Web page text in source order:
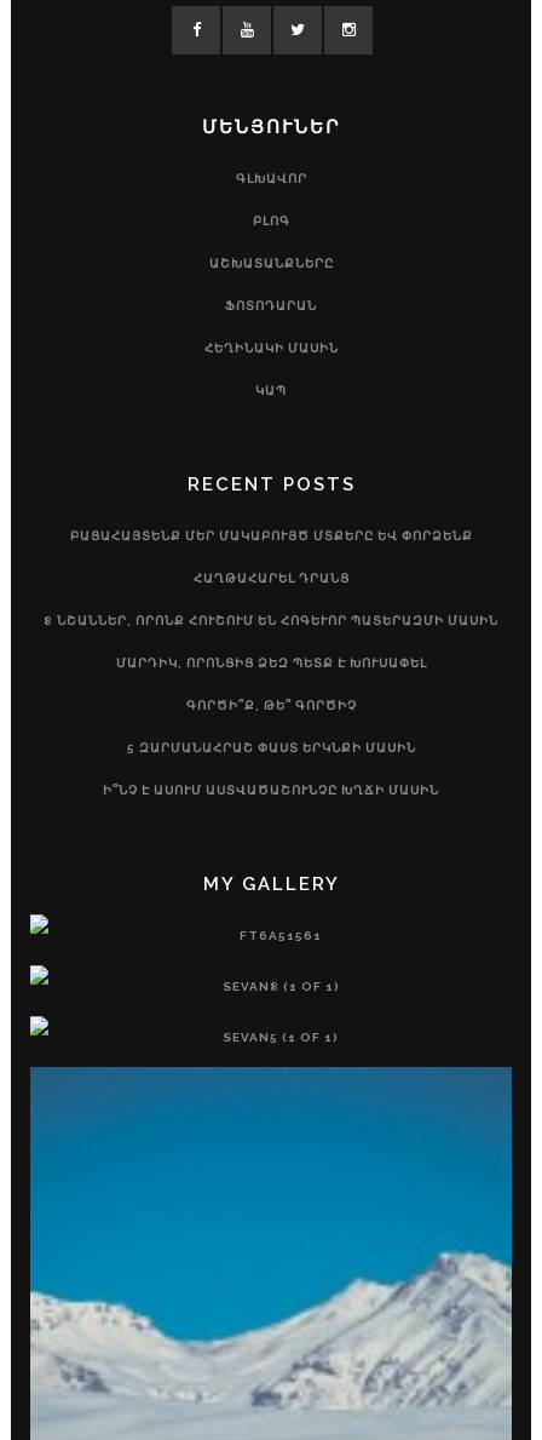
ՄԵՆՅՈՒՆԵՐ
ԳԼԽԱՎՈՐ
ԲԼՈԳ
ԱՇԽԱՏԱՆՔՆԵՐԸ
ՖՈՏՈԴԱՐԱՆ
ՀԵՂԻՆԱԿԻ ՄԱՍԻՆ
ԿԱՊ
RECENT POSTS
ԲԱՑԱՀԱՅՏԵՆՔ ՄԵՐ ՄԱԿԱԲՈՒՅԾ ՄՏՔԵՐԸ ԵՎ ՓՈՐՁԵՆՔ
ՀԱՂԹԱՀԱՐԵԼ ԴՐԱՆՑ
8 ՆՇԱՆՆԵՐ, ՈՐՈՆՔ ՀՈՒՇՈՒՄ ԵՆ ՀՈԳԵՒՈՐ ՊԱՏԵՐԱԶՄԻ ՄԱՍԻՆ
ՄԱՐԴԻԿ, ՈՐՈՆՑԻՑ ՁԵԶ ՊԵՏՔ Է ԽՈՒՍԱՓԵԼ
ԳՈՐԾԻ՞Ք, ԹԵ՞ ԳՈՐԾԻՉ
5 ԶԱՐՄԱՆԱՀՐԱՇ ՓԱՍՏ ԵՐԿՆՔԻ ՄԱՍԻՆ
Ի՞ՆՉ Է ԱՍՈՒՄ ԱՍՏՎԱԾԱՇՈՒՆՉԸ ԽՂՃԻ ՄԱՍԻՆ
MY GALLERY